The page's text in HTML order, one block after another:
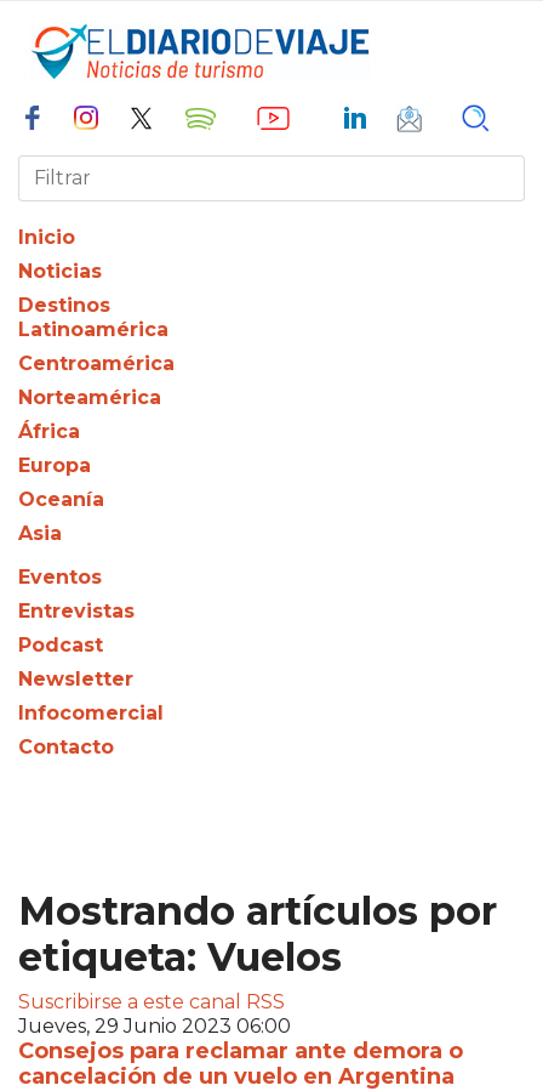
Inicio
Noticias
Destinos
Latinoamérica
Centroamérica
Norteamérica
África
Europa
Oceanía
Asia
Eventos
Entrevistas
Podcast
Newsletter
Infocomercial
Contacto
Mostrando artículos por
etiqueta: Vuelos
Suscribirse a este canal RSS
Jueves, 29 Junio 2023 06:00
Consejos para reclamar ante demora o
cancelación de un vuelo en Argentina